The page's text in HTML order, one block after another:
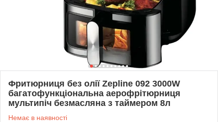
Фритюрниця без олії Zepline 092 3000W
багатофункціональна аерофрітюрниця
мультипіч безмасляна з таймером 8л
Немає в наявності